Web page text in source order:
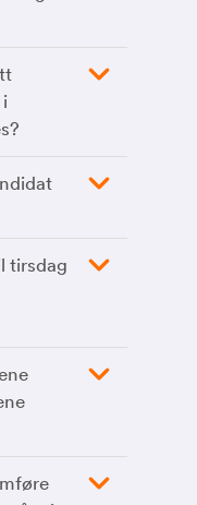
tirsdag